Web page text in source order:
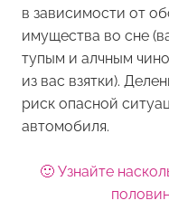
в зависимости от
имущества во сне
тупым и алчным
из вас взятки).
риск опасной
автомобиля.
🙂 Узнайте